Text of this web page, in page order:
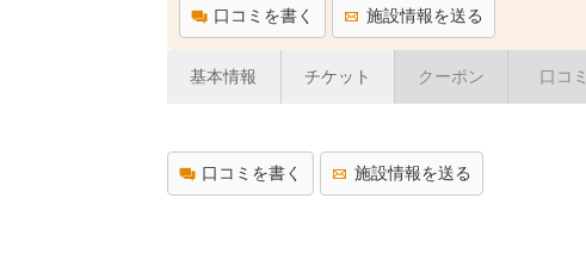
口コミを書く 施設情報を送る
基本情報 チケット クーポン 口コミ
口コミを書く 施設情報を送る